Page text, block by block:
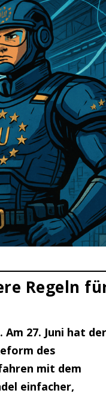
Regeln
27. Juni hat
des
mit dem
einfacher,